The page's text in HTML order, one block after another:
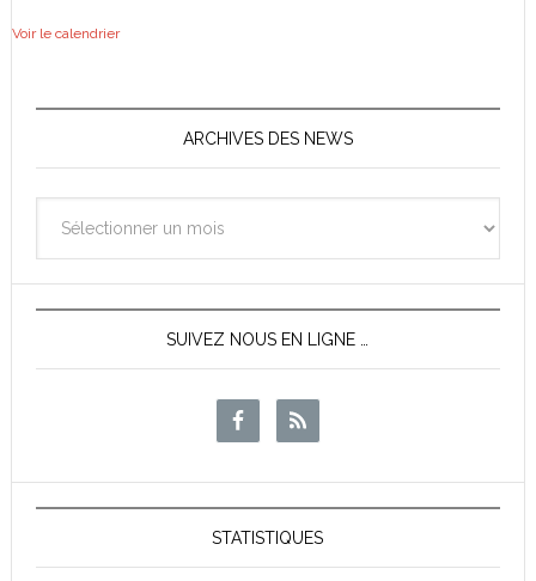
Voir le calendrier
ARCHIVES DES NEWS
des
News
SUIVEZ NOUS EN LIGNE …
STATISTIQUES